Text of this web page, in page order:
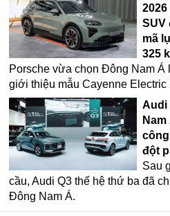
SUV
mã
325
Porsche vừa chọn Đông Nam Á
giới thiệu mẫu Cayenne Electric
Audi
đột
Sau
cầu, Audi Q3 thế hệ thứ ba đã
Đông Nam Á.